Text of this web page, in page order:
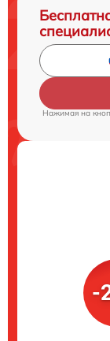
Нажимая на
-